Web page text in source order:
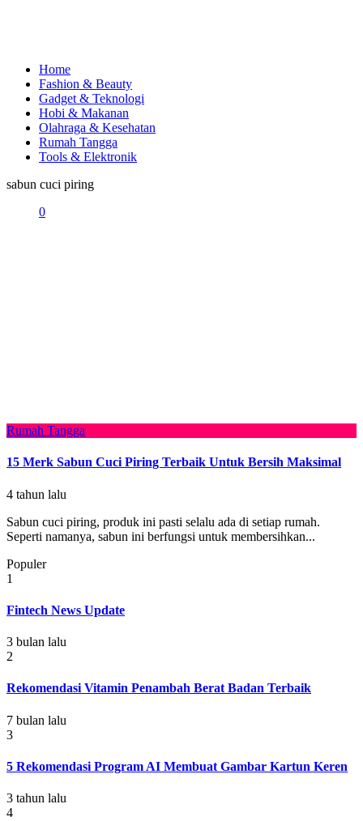
Home
Fashion & Beauty
Gadget & Teknologi
Hobi & Makanan
Olahraga & Kesehatan
Rumah Tangga
Tools & Elektronik
sabun cuci piring
0
Rumah Tangga
15 Merk Sabun Cuci Piring Terbaik Untuk Bersih Maksimal
4 tahun lalu
Sabun cuci piring, produk ini pasti selalu ada di setiap rumah.
Seperti namanya, sabun ini berfungsi untuk membersihkan...
Populer
1
Fintech News Update
3 bulan lalu
2
Rekomendasi Vitamin Penambah Berat Badan Terbaik
7 bulan lalu
3
5 Rekomendasi Program AI Membuat Gambar Kartun Keren
3 tahun lalu
4